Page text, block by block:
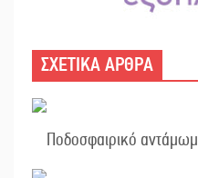
ΣΧΕΤΙΚΑ ΑΡΘΡΑ
Ποδοσφαιρικό